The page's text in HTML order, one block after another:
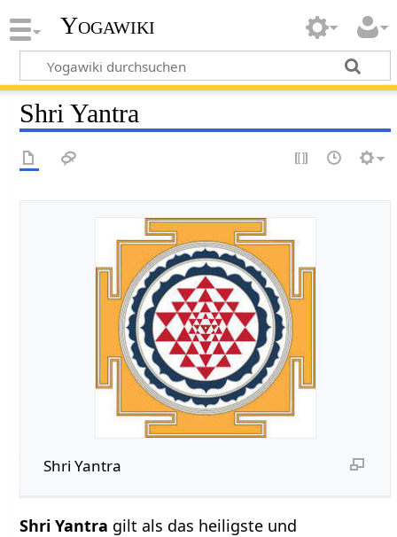
Yogawiki
Shri Yantra
Shri Yantra
Shri Yantra gilt als das heiligste und